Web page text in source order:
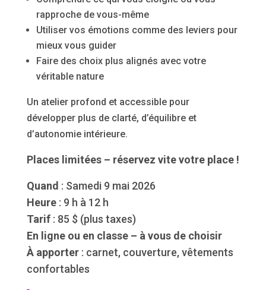
rapproche de vous-même
Utiliser vos émotions comme des leviers pour
mieux vous guider
Faire des choix plus alignés avec votre
véritable nature
Un atelier profond et accessible pour
développer plus de clarté, d’équilibre et
d’autonomie intérieure.
Places limitées – réservez vite votre place !
Quand : Samedi 9 mai 2026
Heure: 9 h à 12 h
Tarif: 85 $ (plus taxes)
En ligne ou en classe – à vous de choisir
À apporter: carnet, couverture, vêtements
confortables